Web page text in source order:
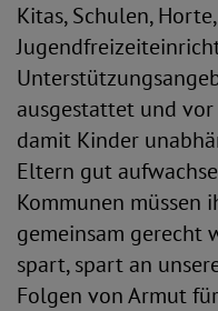
Kitas, Schulen, Horte,
ausgestattet und
damit Kinder
Eltern gut
Kommunen müssen
gemeinsam gerecht
spart, spart an
Folgen von Armut